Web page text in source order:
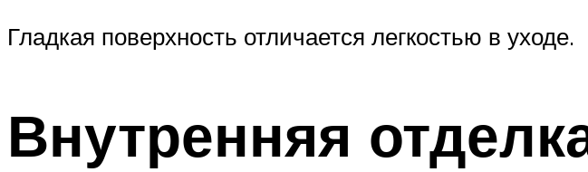
Гладкая поверхность отличается легкостью в уходе.
Внутренняя